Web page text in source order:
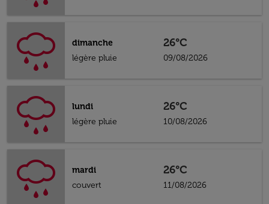
dimanche
légère pluie
26°C
09/08/2026
lundi
légère pluie
26°C
10/08/2026
mardi
couvert
26°C
11/08/2026